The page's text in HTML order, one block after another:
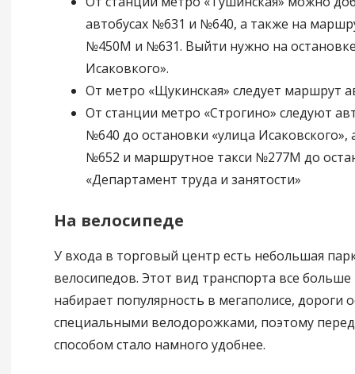
автобусах №631 и №640, а также на
№450М и №631. Выйти нужно на
Исаковкого».
От метро «Щукинская» следует маршрут
От станции метро «Строгино» следуют
№640 до остановки «улица Исаковского»,
№652 и маршрутное такси №277М до
«Департамент труда и занятости»
На велосипеде
У входа в торговый центр есть небольшая
велосипедов. Этот вид транспорта все
набирает популярность в мегаполисе, дороги
специальными велодорожками, поэтому
способом стало намного удобнее.